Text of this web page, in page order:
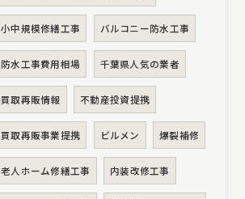
小中規模修繕工事 バルコニー防水工事
防水工事費用相場 千葉県人気の業者
買取再販情報 不動産投資提携
買取再販事業提携 ビルメン 爆裂補修
老人ホーム修繕工事 内装改修工事